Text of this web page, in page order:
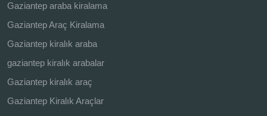
Gaziantep araba kiralama
Gaziantep Araç Kiralama
Gaziantep kiralık araba
gaziantep kiralık arabalar
Gaziantep kiralık araç
Gaziantep Kiralık Araçlar